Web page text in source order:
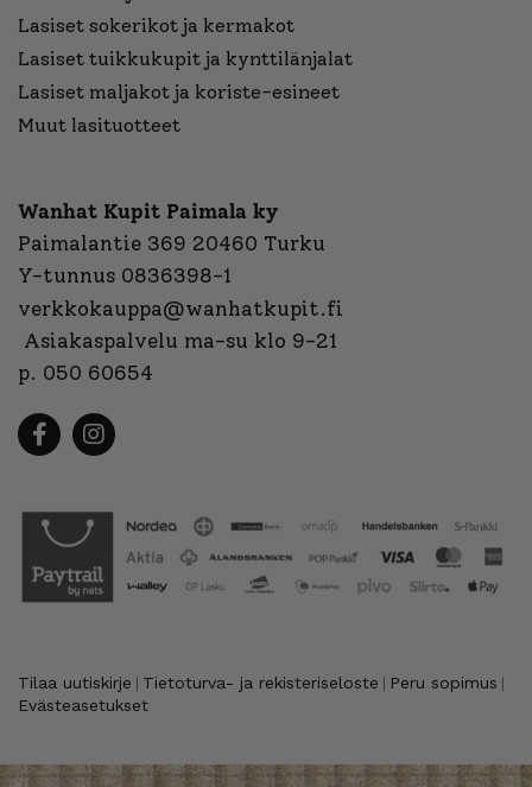
Lasiset sokerikot ja kermakot
Lasiset tuikkukupit ja kynttilänjalat
Lasiset maljakot ja koriste-esineet
Muut lasituotteet
Wanhat Kupit Paimala ky
Paimalantie 369 20460 Turku
Y-tunnus 0836398-1
verkkokauppa@wanhatkupit.fi
Asiakaspalvelu ma-su klo 9-21
p. 050 60654
Tilaa uutiskirje Tietoturva- ja rekisteriseloste Peru sopimus
Evästeasetukset